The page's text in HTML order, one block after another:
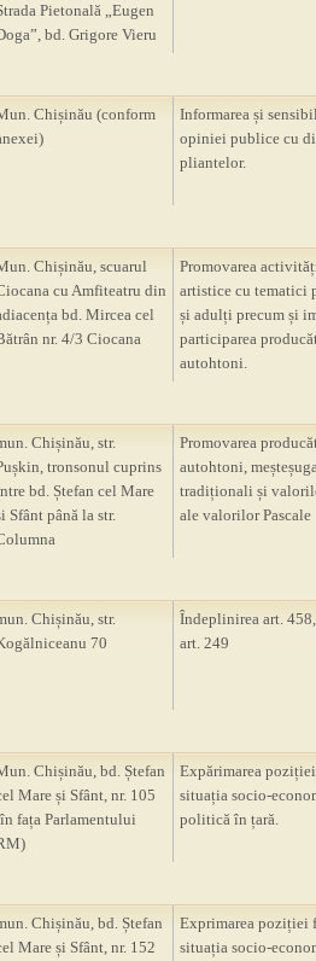
Pietonală „Eugen
bd. Grigore Vieru
Chișinău (conform
Informarea și
opiniei publice cu
pliantelor.
Chișinău, scuarul
cu Amfiteatru din
bd. Mircea cel
nr. 4/3 Ciocana
Promovarea
artistice cu tematici
și adulți precum și
participarea
autohtoni.
Chișinău, str.
tronsonul cuprins
bd. Ștefan cel Mare
Sfânt până la str.
Promovarea
autohtoni,
tradiționali și
ale valorilor Pascale
Chișinău, str.
70
Îndeplinirea art.
art. 249
Chișinău, bd. Ștefan
Mare și Sfânt, nr. 105
fața Parlamentului
Expărimarea
situația socio-
politică în țară.
Chișinău, bd. Ștefan
Mare și Sfânt, nr. 152
Exprimarea poziției
situația socio-